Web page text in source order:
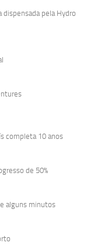
dispensada pela Hydro
completa 10 anos
de 50%
alguns minutos